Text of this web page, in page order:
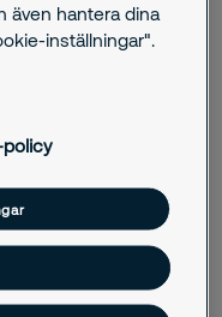
sagt sorgfull.
55 träelefanter
möjliga läge, mitt i
som krävs för att
grundare av
även hantera dina
inställningar".
policy